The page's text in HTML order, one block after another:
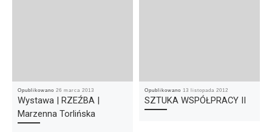
Opublikowano 26 marca 2013
Wystawa | RZEŹBA |
Marzenna Torlińska
Opublikowano 13 listopada 2012
SZTUKA WSPÓŁPRACY II